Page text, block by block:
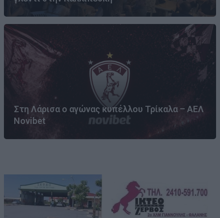
Στη Λάρισα ο αγώνας κυπέλλου Τρίκαλα – ΑΕΛ
Novibet